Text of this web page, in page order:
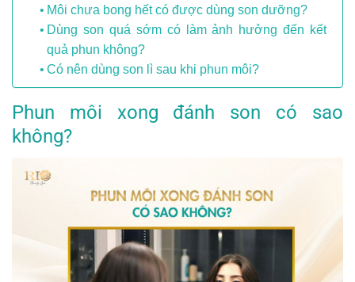
Môi chưa bong hết có được dùng son dưỡng?
Dùng son quá sớm có làm ảnh hưởng đến kết
quả phun không?
Có nên dùng son lì sau khi phun môi?
Phun môi xong đánh son có sao
không?